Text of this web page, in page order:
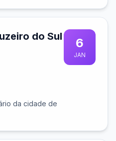
do Sul
da cidade de
6
JAN